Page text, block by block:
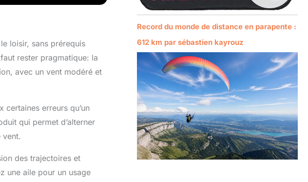
loisir, sans prérequis
rester pragmatique: la
avec un vent modéré et
erreurs qu’un
qui permet d’alterner
vent.
des trajectoires et
une aile pour un usage
Record du monde de distance en parapente :
612 km par sébastien kayrouz